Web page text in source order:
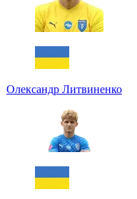
Олександр Литвиненко